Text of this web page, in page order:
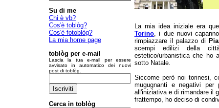
Su di me
Chi è vb?
Cos'è toblòg?
Cos'è fotoblòg?
La mia home page
toblòg per e-mail
Lascia la tua e-mail per essere
avvisato in automatico dei nuovi
post di toblòg.
Cerca in toblòg
La mia idea iniziale era
Torino, i due nuovi
rimpiazzare il palazzo di
scempi edilizi della
estetico/urbanistica che ho
sotto Natale.
Siccome però noi torinesi,
mugugnanti e negativi
all'iniziativa e di rimandare il
frattempo, ho deciso di